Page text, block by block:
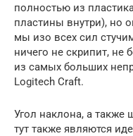
полностью из
пластины внутри), но
мы изо всех сил
ничего не скрипит, не
из самых больших
Logitech Craft.
Угол наклона, а
тут также являются